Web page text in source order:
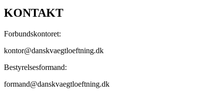
KONTAKT
Forbundskontoret:
kontor@danskvaegtloeftning.dk
Bestyrelsesformand:
formand@danskvaegtloeftning.dk